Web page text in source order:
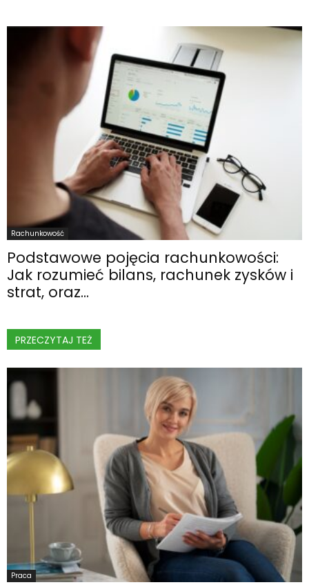
Rachunkowość
Podstawowe pojęcia rachunkowości:
Jak rozumieć bilans, rachunek zysków i
strat, oraz...
PRZECZYTAJ TEŻ
Praca